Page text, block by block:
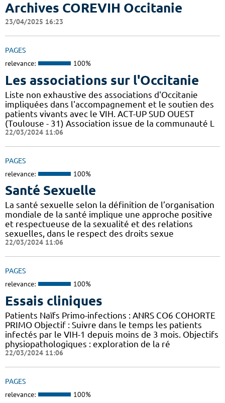
Archives COREVIH Occitanie
23/04/2025 16:23
PAGES
relevance: 100%
Les associations sur l'Occitanie
Liste non exhaustive des associations d'Occitanie
impliquées dans l'accompagnement et le soutien des
patients vivants avec le VIH. ACT-UP SUD OUEST
(Toulouse - 31) Association issue de la communauté L
22/03/2024 11:06
PAGES
relevance: 100%
Santé Sexuelle
La santé sexuelle selon la définition de l’organisation
mondiale de la santé implique une approche positive
et respectueuse de la sexualité et des relations
sexuelles, dans le respect des droits sexue
22/03/2024 11:06
PAGES
relevance: 100%
Essais cliniques
Patients Naïfs Primo-infections : ANRS CO6 COHORTE
PRIMO Objectif : Suivre dans le temps les patients
infectés par le VIH-1 depuis moins de 3 mois. Objectifs
physiopathologiques : exploration de la ré
22/03/2024 11:06
PAGES
relevance: 100%